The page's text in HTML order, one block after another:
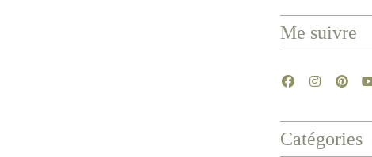
Me suivre
Catégories